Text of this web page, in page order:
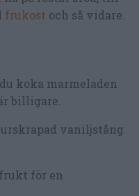
frukost och så vidare.
koka marmeladen
billigare.
vaniljstång
för en